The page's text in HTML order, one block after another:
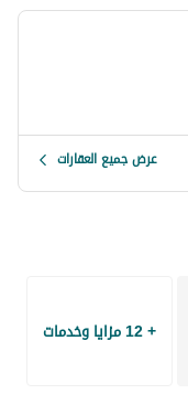
عرض جميع العقارات
+ 12 مزايا وخدمات